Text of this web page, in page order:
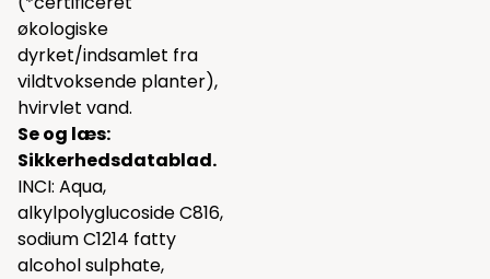
økologiske
dyrket/indsamlet fra
vildtvoksende planter),
hvirvlet vand.
Se og læs:
Sikkerhedsdatablad.
INCI: Aqua,
alkylpolyglucoside C816,
sodium C1214 fatty
alcohol sulphate,